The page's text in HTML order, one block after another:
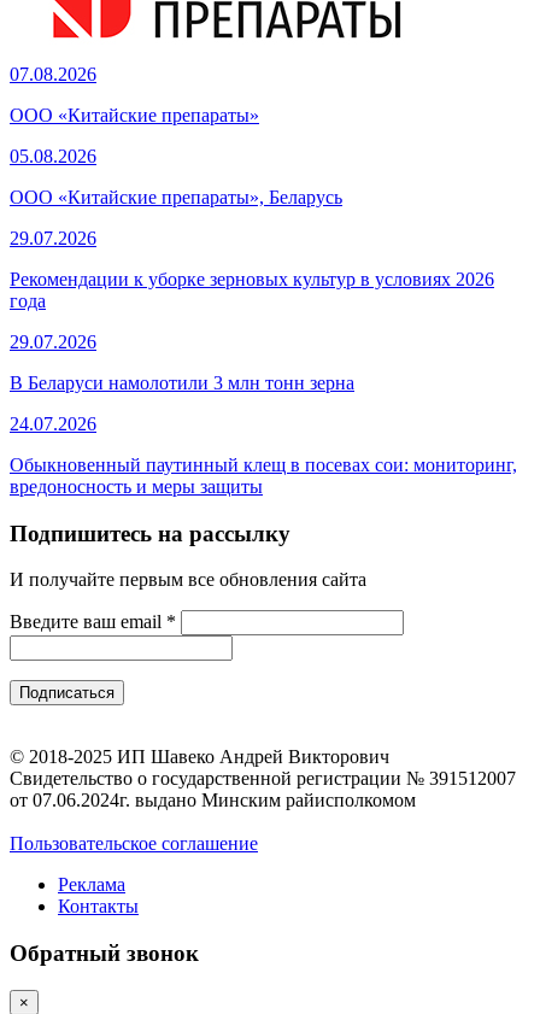
07.08.2026
ООО «Китайские препараты»
05.08.2026
ООО «Китайские препараты», Беларусь
29.07.2026
Рекомендации к уборке зерновых культур в условиях 2026
года
29.07.2026
В Беларуси намолотили 3 млн тонн зерна
24.07.2026
Обыкновенный паутинный клещ в посевах сои: мониторинг,
вредоносность и меры защиты
Подпишитесь на рассылку
И получайте первым все обновления сайта
Введите ваш email *
© 2018-2025 ИП Шавеко Андрей Викторович
Свидетельство о государственной регистрации № 391512007
от 07.06.2024г. выдано Минским райисполкомом
Пользовательское соглашение
Реклама
Контакты
Обратный звонок
×